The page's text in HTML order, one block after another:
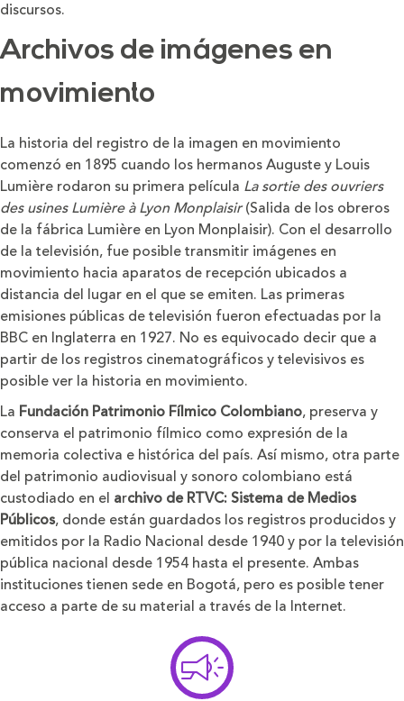
discursos.
Archivos de imágenes en
movimiento
La historia del registro de la imagen en movimiento
comenzó en 1895 cuando los hermanos Auguste y Louis
Lumière rodaron su primera película La sortie des ouvriers
des usines Lumière à Lyon Monplaisir(Salida de los obreros
de la fábrica Lumière en Lyon Monplaisir). Con el desarrollo
de la televisión, fue posible transmitir imágenes en
movimiento hacia aparatos de recepción ubicados a
distancia del lugar en el que se emiten. Las primeras
emisiones públicas de televisión fueron efectuadas por la
BBC en Inglaterra en 1927. No es equivocado decir que a
partir de los registros cinematográficos y televisivos es
posible ver la historia en movimiento.
La Fundación Patrimonio Fílmico Colombiano, preserva y
conserva el patrimonio fílmico como expresión de la
memoria colectiva e histórica del país. Así mismo, otra parte
del patrimonio audiovisual y sonoro colombiano está
custodiado en el archivo de RTVC: Sistema de Medios
Públicos, donde están guardados los registros producidos y
emitidos por la Radio Nacional desde 1940 y por la televisión
pública nacional desde 1954 hasta el presente. Ambas
instituciones tienen sede en Bogotá, pero es posible tener
acceso a parte de su material a través de la Internet.